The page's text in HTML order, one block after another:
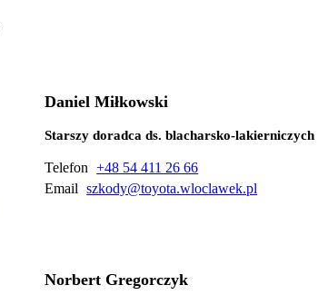
Daniel Miłkowski
Starszy doradca ds. blacharsko-lakierniczych
Telefon +48 54 411 26 66
Email szkody@toyota.wloclawek.pl
Norbert Gregorczyk